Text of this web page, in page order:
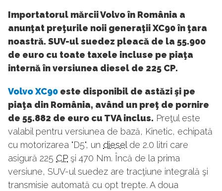
Importatorul mărcii Volvo în România a
anunţat preţurile noii generaţii XC90 în ţara
noastră. SUV-ul suedez pleacă de la 55.900
de euro cu toate taxele incluse pe piaţa
internă în versiunea diesel de 225 CP.
Volvo XC90 este disponibil de astăzi şi pe
piaţa din România, având un preţ de pornire
de 55.882 de euro cu TVA inclus. Preţul este
valabil pentru versiunea de bază, Kinetic, echipată
cu motorizarea "D5", un dieselde 2.0 litri care
asigură 225 CP şi 470 Nm. Încă de la prima
versiune, SUV-ul suedez are tracţiune integrală şi
transmisie automată cu opt trepte. A doua